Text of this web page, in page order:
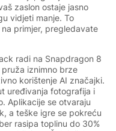
zaslon ostaje jasno
vidjeti manje. To
primjer, pregledavate
radi na Snapdragon 8
pruža iznimno brze
korištenje AI značajki.
uređivanja fotografija i
Aplikacije se otvaraju
a teške igre se pokreću
rasipa toplinu do 30%